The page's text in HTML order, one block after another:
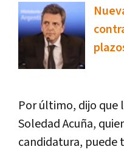
Por último, dijo que
Soledad Acuña,
candidatura, puede